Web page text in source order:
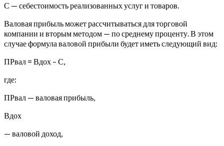
С — себестоимость реализованных услуг и товаров.
Валовая прибыль может рассчитываться для торговой
компании и вторым методом — по среднему проценту. В этом
случае формула валовой прибыли будет иметь следующий вид:
ПРвал = Вдох – С,
где:
ПРвал — валовая прибыль,
Вдох
— валовой доход,